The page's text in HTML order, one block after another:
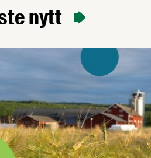
2025/40, börjar tillämpas den 12
i år. nytt